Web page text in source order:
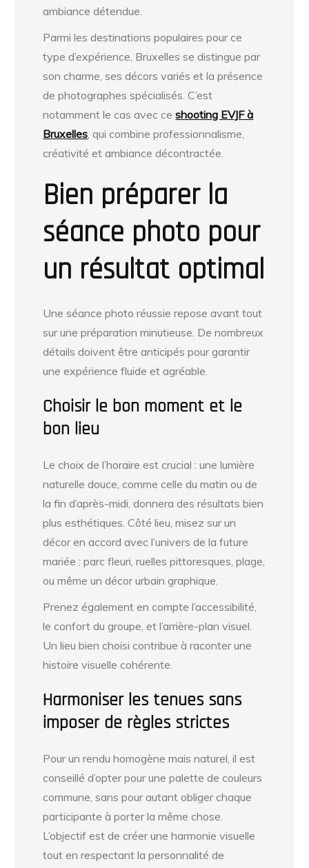
ambiance détendue.
Parmi les destinations populaires pour ce
type d’expérience, Bruxelles se distingue par
son charme, ses décors variés et la présence
de photographes spécialisés. C’est
notamment le cas avec ceshooting EVJF à
Bruxelles, qui combine professionnalisme,
créativité et ambiance décontractée.
Bien préparer la
séance photo pour
un résultat optimal
Une séance photo réussie repose avant tout
sur une préparation minutieuse. De nombreux
détails doivent être anticipés pour garantir
une expérience fluide et agréable.
Choisir le bon moment et le
bon lieu
Le choix de l’horaire est crucial : une lumière
naturelle douce, comme celle du matin ou de
la fin d’après-midi, donnera des résultats bien
plus esthétiques. Côté lieu, misez sur un
décor en accord avec l’univers de la future
mariée : parc fleuri, ruelles pittoresques, plage,
ou même un décor urbain graphique.
Prenez également en compte l’accessibilité,
le confort du groupe, et l’arrière-plan visuel.
Un lieu bien choisi contribue à raconter une
histoire visuelle cohérente.
Harmoniser les tenues sans
imposer de règles strictes
Pour un rendu homogène mais naturel, il est
conseillé d’opter pour une palette de couleurs
commune, sans pour autant obliger chaque
participante à porter la même chose.
L’objectif est de créer une harmonie visuelle
tout en respectant la personnalité de